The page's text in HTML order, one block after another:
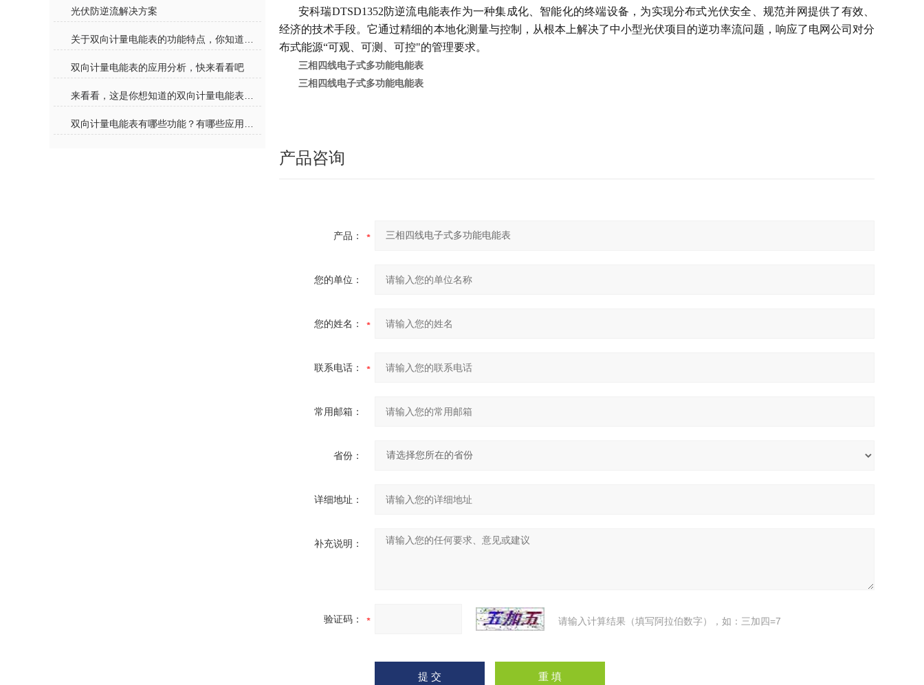
光伏防逆流解决方案
双向计量电能表的应用分析，快来看看吧
安科瑞DTSD1352防逆流电能表作为一种集成化、智能化的终端设备，为实现分布式光伏安全、规范并网提供了有效、
经济的技术手段。它通过精细的本地化测量与控制，从根本上解决了中小型光伏项目的逆功率流问题，响应了电网公司对分
布式能源“可观、可测、可控"的管理要求。
三相四线电子式多功能电能表
三相四线电子式多功能电能表
产品咨询
产品：
您的单位：
您的姓名：
联系电话：
常用邮箱：
省份：
详细地址：
补充说明：
验证码： 请输入计算结果（填写阿拉伯数字），如：三加四=7